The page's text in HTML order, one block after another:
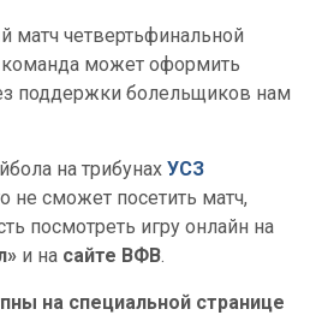
четвертьфинальной
может оформить
поддержки болельщиков нам
на трибунах УСЗ
не сможет посетить матч,
посмотреть игру онлайн на
и на сайте ВФВ.
на специальной странице